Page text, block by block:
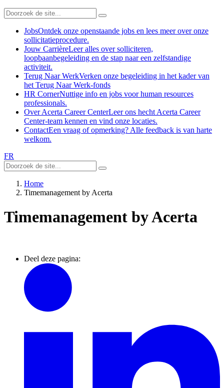
JobsOntdek onze openstaande jobs en lees meer over onze
sollicitatieprocedure.
Jouw CarrièreLeer alles over solliciteren,
loopbaanbegeleiding en de stap naar een zelfstandige
activiteit.
Terug Naar WerkVerken onze begeleiding in het kader van
het Terug Naar Werk-fonds
HR CornerNuttige info en jobs voor human resources
professionals.
Over Acerta Career CenterLeer ons hecht Acerta Career
Center-team kennen en vind onze locaties.
ContactEen vraag of opmerking? Alle feedback is van harte
welkom.
FR
Home
Timemanagement by Acerta
Timemanagement by Acerta
Deel deze pagina: